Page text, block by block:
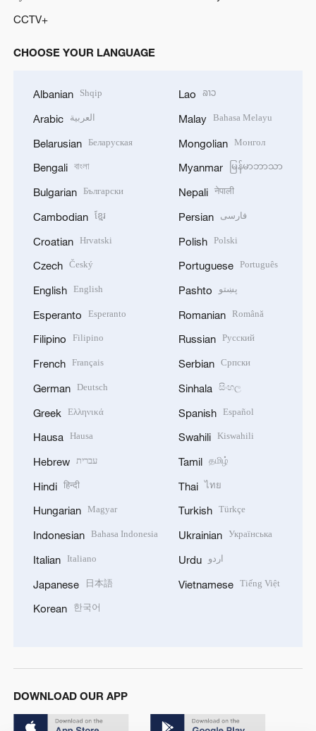
CCTV+
CHOOSE YOUR LANGUAGE
Albanian Shqip
Arabic العربية
Belarusian Беларуская
Bengali বাংলা
Bulgarian Български
Cambodian ខ្មែរ
Croatian Hrvatski
Czech Český
English English
Esperanto Esperanto
Filipino Filipino
French Français
German Deutsch
Greek Ελληνικά
Hausa Hausa
Hebrew עברית
Hindi हिन्दी
Hungarian Magyar
Indonesian Bahasa Indonesia
Italian Italiano
Japanese 日本語
Korean 한국어
Lao ລາວ
Malay Bahasa Melayu
Mongolian Монгол
Myanmar မြန်မာဘာသာ
Nepali नेपाली
Persian فارسی
Polish Polski
Portuguese Português
Pashto پښتو
Romanian Română
Russian Русский
Serbian Српски
Sinhala සිංහල
Spanish Español
Swahili Kiswahili
Tamil தமிழ்
Thai ไทย
Turkish Türkçe
Ukrainian Українська
Urdu اردو
Vietnamese Tiếng Việt
DOWNLOAD OUR APP